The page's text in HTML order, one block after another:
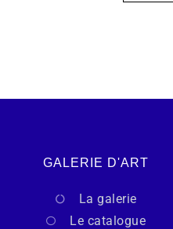
GALERIE D'ART
La galerie
Le catalogue